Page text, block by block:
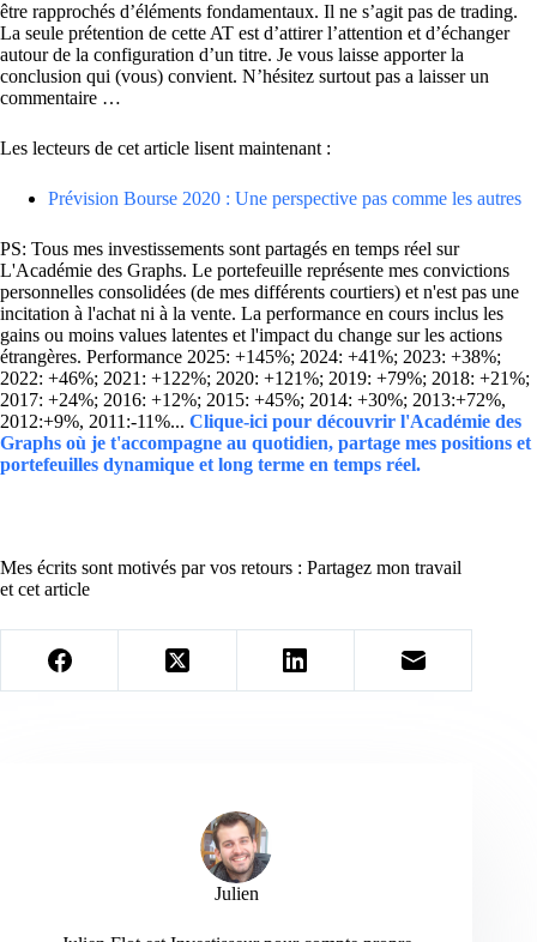
être rapprochés d’éléments fondamentaux. Il ne s’agit pas de trading.
La seule prétention de cette AT est d’attirer l’attention et d’échanger
autour de la configuration d’un titre. Je vous laisse apporter la
conclusion qui (vous) convient. N’hésitez surtout pas a laisser un
commentaire …
Les lecteurs de cet article lisent maintenant :
Prévision Bourse 2020 : Une perspective pas comme les autres
PS: Tous mes investissements sont partagés en temps réel sur
L'Académie des Graphs. Le portefeuille représente mes convictions
personnelles consolidées (de mes différents courtiers) et n'est pas une
incitation à l'achat ni à la vente. La performance en cours inclus les
gains ou moins values latentes et l'impact du change sur les actions
étrangères. Performance 2025: +145%; 2024: +41%; 2023: +38%;
2022: +46%; 2021: +122%; 2020: +121%; 2019: +79%; 2018: +21%;
2017: +24%; 2016: +12%; 2015: +45%; 2014: +30%; 2013:+72%,
2012:+9%, 2011:-11%... Clique-ici pour découvrir l'Académie des
Graphs où je t'accompagne au quotidien, partage mes positions et
portefeuilles dynamique et long terme en temps réel.
Mes écrits sont motivés par vos retours : Partagez mon travail
et cet article
Julien